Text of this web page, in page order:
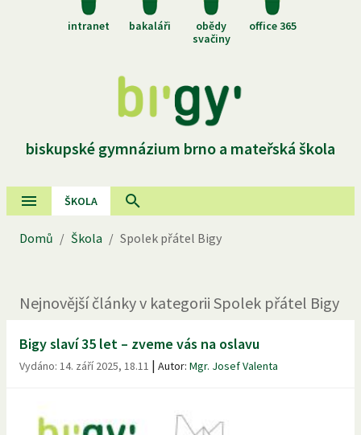
intranet bakaláři
obědy
svačiny
office 365
biskupské gymnázium brno a mateřská škola
ŠKOLA
Domů / Škola / Spolek přátel Bigy
Nejnovějšíčlánkyv kategorii Spolek přátel Bigy
Bigy slaví 35 let – zveme vás na oslavu
Vydáno: 14. září 2025, 18.11 | Autor: Mgr. Josef Valenta